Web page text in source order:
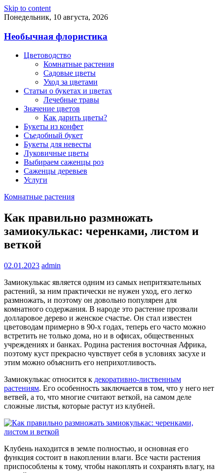
Skip to content
Понедельник, 10 августа, 2026
Необычная флористика
Цветоводство
Комнатные растения
Садовые цветы
Уход за цветами
Статьи о букетах и цветах
Лечебные травы
Значение цветов
Как дарить цветы?
Букеты из конфет
Съедобный букет
Букеты для невесты
Луковичные цветы
Выбираем саженцы роз
Саженцы деревьев
Услуги
Комнатные растения
Как правильно размножать
замиокулькас: черенками, листом и
веткой
02.01.2023 admin
Замиокулькас является одним из самых непритязательных
растений, за ним практически не нужен уход, его легко
размножать, и поэтому он довольно популярен для
комнатного содержания. В народе это растение прозвали
долларовое дерево и женское счастье. Он стал известен
цветоводам примерно в 90-х годах, теперь его часто можно
встретить не только дома, но и в офисах, общественных
учреждениях и банках. Родина растения восточная Африка,
поэтому куст прекрасно чувствует себя в условиях засухе и
этим можно объяснить его неприхотливость.
Замиокулькас относится к декоративно-лиственным
растениям. Его особенность заключается в том, что у него нет
ветвей, а то, что многие считают веткой, на самом деле
сложные листья, которые растут из клубней.
Клубень находится в земле полностью, и основная его
функция состоит в накоплении влаги. Все части растения
приспособлены к тому, чтобы накоплять и сохранять влагу, на